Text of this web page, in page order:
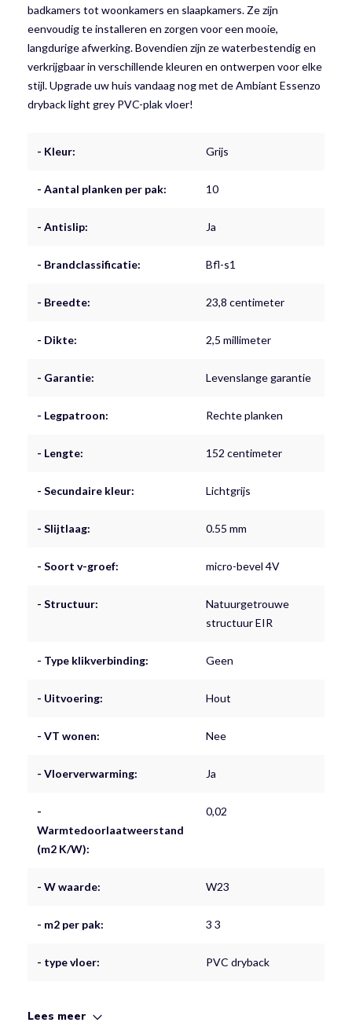
badkamers tot woonkamers en slaapkamers. Ze zijn
eenvoudig te installeren en zorgen voor een mooie,
langdurige afwerking. Bovendien zijn ze waterbestendig en
verkrijgbaar in verschillende kleuren en ontwerpen voor elke
stijl. Upgrade uw huis vandaag nog met de Ambiant Essenzo
dryback light grey PVC-plak vloer!
- Kleur: Grijs
- Aantal planken per pak: 10
- Antislip: Ja
- Brandclassificatie: Bfl-s1
- Breedte: 23,8 centimeter
- Dikte: 2,5 millimeter
- Garantie: Levenslange garantie
- Legpatroon: Rechte planken
- Lengte: 152 centimeter
- Secundaire kleur: Lichtgrijs
- Slijtlaag: 0.55 mm
- Soort v-groef: micro-bevel 4V
- Structuur:
Natuurgetrouwe
structuur EIR
- Type klikverbinding: Geen
- Uitvoering: Hout
- VT wonen: Nee
- Vloerverwarming: Ja
-
Warmtedoorlaatweerstand
(m2 K/W):
0,02
- W waarde: W23
- m2 per pak: 3 3
- type vloer: PVC dryback
Lees meer